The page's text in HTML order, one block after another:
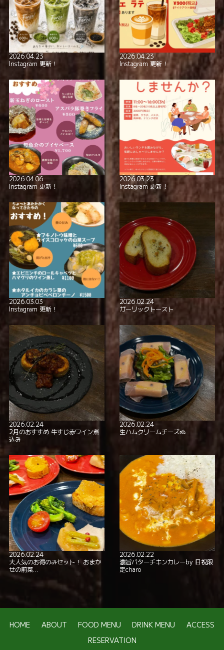
2026.04.23
Instagram 更新！
2026.04.23
Instagram 更新！
2026.04.06
Instagram 更新！
2026.03.23
Instagram 更新！
2026.03.03
Instagram 更新！
2026.02.24
ガーリックトースト
2026.02.24
2月のおすすめ 牛すじ赤ワイン煮
込み
2026.02.24
生ハムクリームチーズ🧀
2026.02.24
大人気のお得のみセット！ おまか
せの前菜…
2026.02.22
濃旨バターチキンカレーby 日祝限
定charo
HOME ABOUT FOOD MENU DRINK MENU
ACCESS
RESERVATION